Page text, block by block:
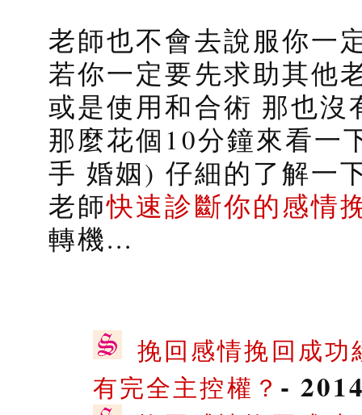
老師也不會去說服你一
若你一定要先求助其他
或是使用和合術 那也沒
那麼花個10分鐘來看一
手 婚姻) 仔細的了解一
老師快速診斷你的感情
轉機...
挽回感情挽回成
有完全主控權？ -